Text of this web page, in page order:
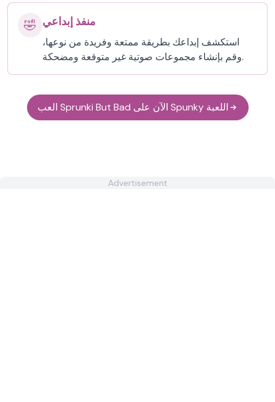
🤣 منفذ إبداعي
استكشف إبداعك بطريقة ممتعة وفريدة من نوعها،
وقم بإنشاء مجموعات صوتية غير متوقعة ومضحكة.
العب Sprunki But Bad الآن على Spunky اللعبة
Advertisement